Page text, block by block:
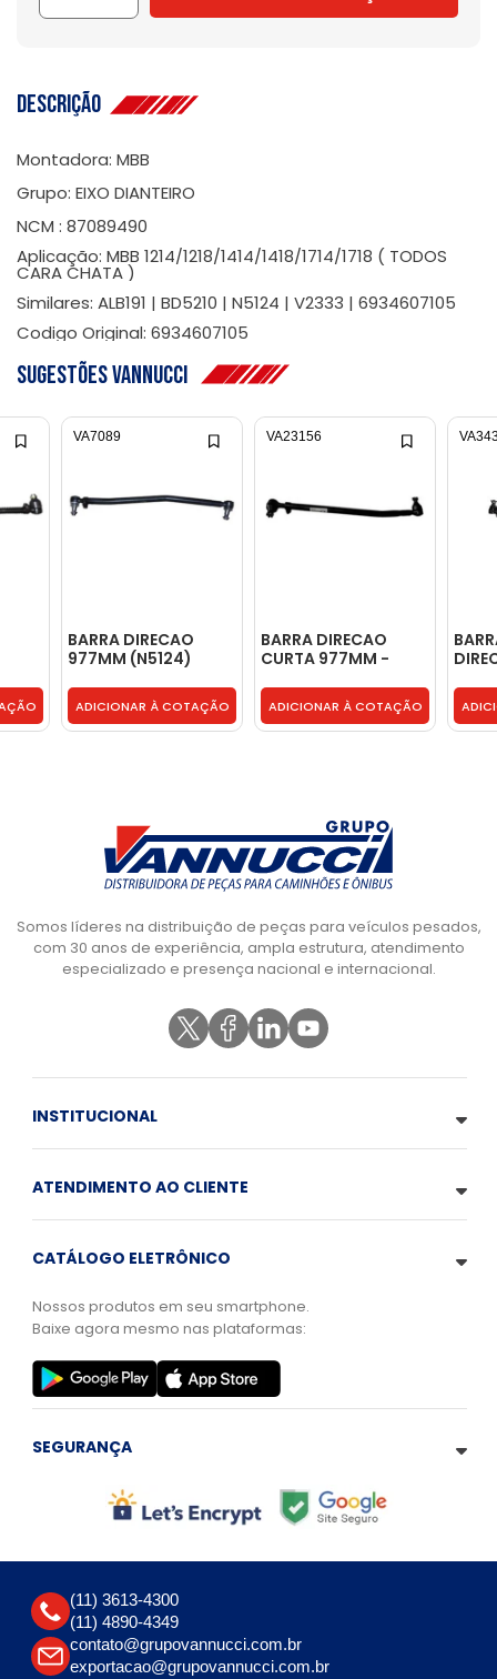
Descrição
Montadora: MBB
Grupo: EIXO DIANTEIRO
NCM : 87089490
Aplicação: MBB 1214/1218/1414/1418/1714/1718 ( TODOS
CARA CHATA )
Similares: ALB191 | BD5210 | N5124 | V2333 | 6934607105
Codigo Original: 6934607105
Sugestões Vannucci
BARRA DIRECAO
977MM (N5124)
ADICIONAR À COTAÇÃO
VA7089
BARRA DIRECAO
CURTA 977MM -
ADICIONAR À COTAÇÃO
VA23156
Somos líderes na distribuição de peças para veículos pesados,
com 30 anos de experiência, ampla estrutura, atendimento
especializado e presença nacional e internacional.
INSTITUCIONAL
ATENDIMENTO AO CLIENTE
CATÁLOGO ELETRÔNICO
Nossos produtos em seu smartphone.
Baixe agora mesmo nas plataformas:
SEGURANÇA
(11) 3613-4300
(11) 4890-4349
contato@grupovannucci.com.br
exportacao@grupovannucci.com.br